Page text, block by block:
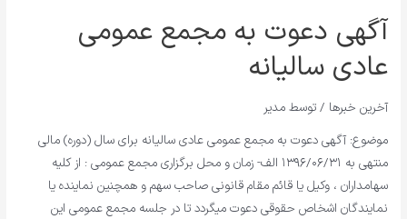
آگهی دعوت به مجمع عمومی
عادی سالیانه
آخرین خبرها / توسطمدیر
موضوع: آگهی دعوت به مجمع عمومی عادی سالیانه برای سال (دوره) مالی
منتهی به ۱۳۹۶/۰۶/۳۱ الف- زمان و محل برگزاری مجمع عمومی : از کلیه
سهامداران ، وکیل یا قائم مقام قانونی صاحب سهم و همچنین نماینده یا
نمایندگان اشخاص حقوقی دعوت میگردد تا در جلسه مجمع عمومی این